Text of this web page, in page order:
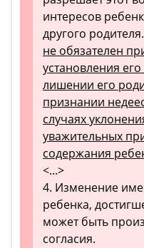
интересов
другого родителя.
не обязателен
установления
лишении его
признании
случаях
уважительных
содержания
<...>
4. Изменение
ребенка,
может быть
согласия.